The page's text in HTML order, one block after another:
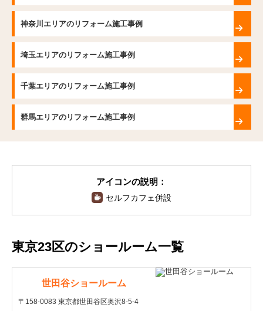
神奈川エリアのリフォーム施工事例
埼玉エリアのリフォーム施工事例
千葉エリアのリフォーム施工事例
群馬エリアのリフォーム施工事例
アイコンの説明：
セルフカフェ併設
東京23区のショールーム一覧
世田谷ショールーム
〒158-0083 東京都世田谷区奥沢8-5-4